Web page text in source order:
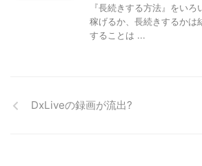
『長続きする方法』をい
稼げるか、長続きするかは
することは ...
DxLiveの録画が流出?